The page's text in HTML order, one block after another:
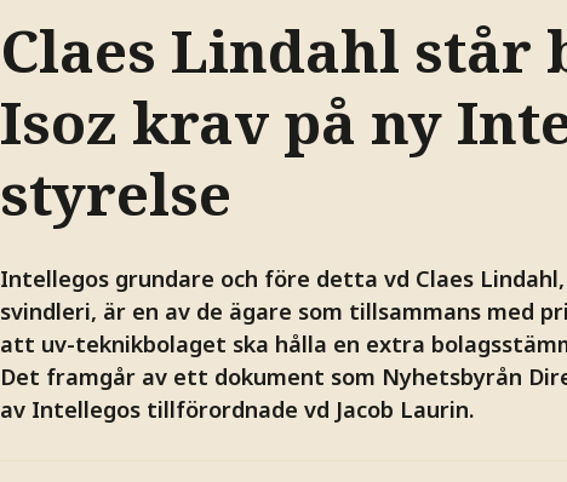
Claes Lindahl står
Isoz krav på ny
styrelse
Intellegos grundare och före detta vd Claes
svindleri, är en av de ägare som tillsammans med
att uv-teknikbolaget ska hålla en extra
Det framgår av ett dokument som Nyhetsbyrån
av Intellegos tillförordnade vd Jacob Laurin.